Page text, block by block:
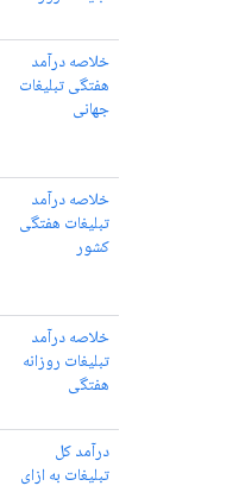
خلاصه درآمد
هفتگی تبلیغات
جهانی
خلاصه درآمد
تبلیغات هفتگی
کشور
خلاصه درآمد
تبلیغات روزانه
هفتگی
درآمد کل
تبلیغات به ازای